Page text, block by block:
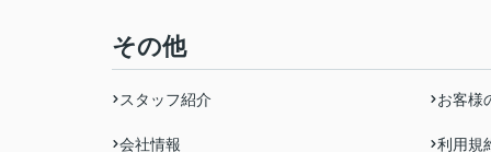
その他
スタッフ紹介 お客様
会社情報 利用規